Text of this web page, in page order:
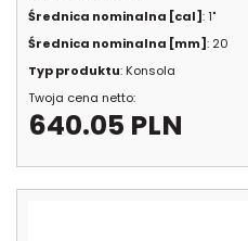
Średnica nominalna [cal]: 1"
Średnica nominalna [mm]: 20
Typ produktu: Konsola
Twoja cena netto:
640.05 PLN